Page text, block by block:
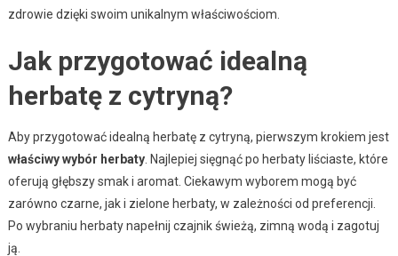
zdrowie dzięki swoim unikalnym właściwościom.
Jak przygotować idealną
herbatę z cytryną?
Aby przygotować idealną herbatę z cytryną, pierwszym krokiem jest
właściwy wybór herbaty. Najlepiej sięgnąć po herbaty liściaste, które
oferują głębszy smak i aromat. Ciekawym wyborem mogą być
zarówno czarne, jak i zielone herbaty, w zależności od preferencji.
Po wybraniu herbaty napełnij czajnik świeżą, zimną wodą i zagotuj
ją.